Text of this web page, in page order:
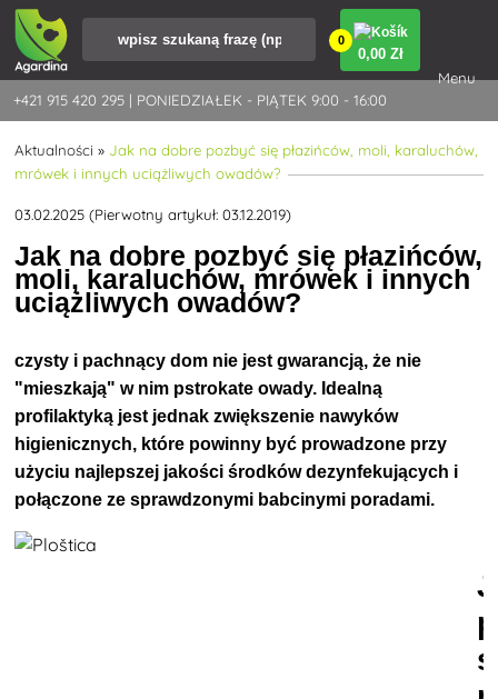
+421 915 420 295 | PONIEDZIAŁEK - PIĄTEK 9:00 - 16:00
0
0,00 Zł
Menu
Aktualności » Jak na dobre pozbyć się płazińców, moli, karaluchów,
mrówek i innych uciążliwych owadów?
03.02.2025 (Pierwotny artykuł: 03.12.2019)
Jak na dobre pozbyć się płazińców,
moli, karaluchów, mrówek i innych
uciążliwych owadów?
czysty i pachnący dom nie jest gwarancją, że nie
"mieszkają" w nim pstrokate owady. Idealną
profilaktyką jest jednak zwiększenie nawyków
higienicznych, które powinny być prowadzone przy
użyciu najlepszej jakości środków dezynfekujących i
połączone ze sprawdzonymi babcinymi poradami.